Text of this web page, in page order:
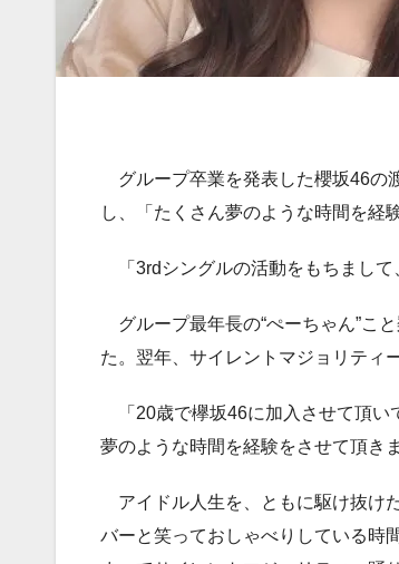
グループ卒業を発表した櫻坂46の
し、「たくさん夢のような時間を経
「3rdシングルの活動をもちまして
グループ最年長の“ぺーちゃん”こ
た。翌年、サイレントマジョリティ
「20歳で欅坂46に加入させて頂い
夢のような時間を経験をさせて頂き
アイドル人生を、ともに駆け抜け
バーと笑っておしゃべりしている時